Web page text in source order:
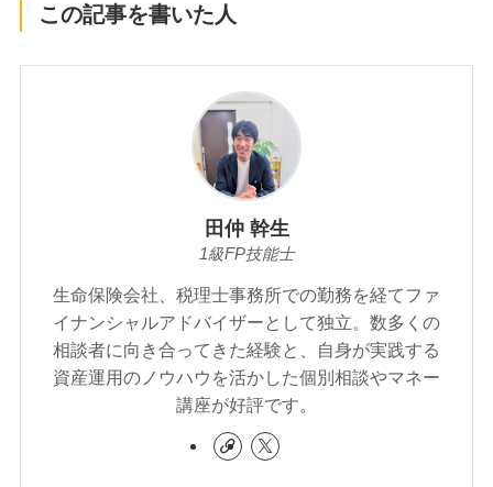
ルカントリー」を買う前に
講義の教授が教える 個別
株の教科書』が解く、株式
投資が怖くなくなるシンプ
投資でお金が増える話は本
この記事を書いた人